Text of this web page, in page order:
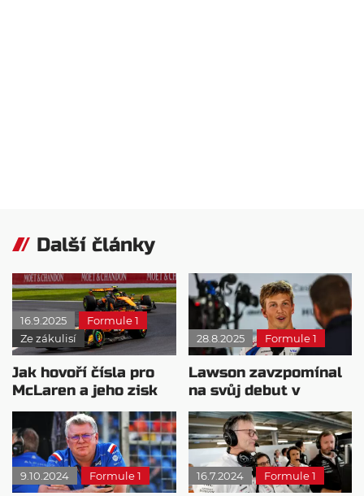
Další články
16.9.2025
Formule 1
Ze zákulisí
Jak hovoří čísla pro
McLaren a jeho zisk
titulu už v Baku?
28.8.2025 Formule 1
Lawson zavzpomínal
na svůj debut v
Zandvoortu
9.10.2024 Formule 1 16.7.2024 Formule 1